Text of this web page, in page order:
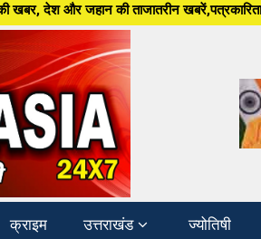
ताजातरीन खबरें,पत्रकारिता की नई
क्राइम उत्तराखंड ज्योतिषी